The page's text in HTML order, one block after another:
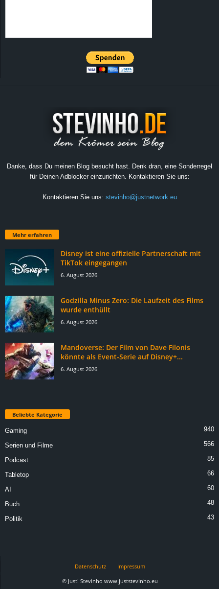
Danke, dass Du meinen Blog besucht hast. Denk dran, eine Sonderregel
für Deinen Adblocker einzurichten. Kontaktieren Sie uns:
Kontaktieren Sie uns: stevinho@justnetwork.eu
Mehr erfahren
Disney ist eine offizielle Partnerschaft mit
TikTok eingegangen
6. August 2026
Godzilla Minus Zero: Die Laufzeit des Films
wurde enthüllt
6. August 2026
Mandoverse: Der Film von Dave Filonis
könnte als Event-Serie auf Disney+...
6. August 2026
Beliebte Kategorie
Gaming 940
Serien und Filme 566
Podcast 85
Tabletop 66
AI 60
Buch 48
Politik 43
Datenschutz
Impressum
© Just! Stevinho www.juststevinho.eu